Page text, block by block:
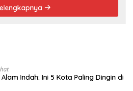
Indah: Ini 5 Kota Paling Dingin di